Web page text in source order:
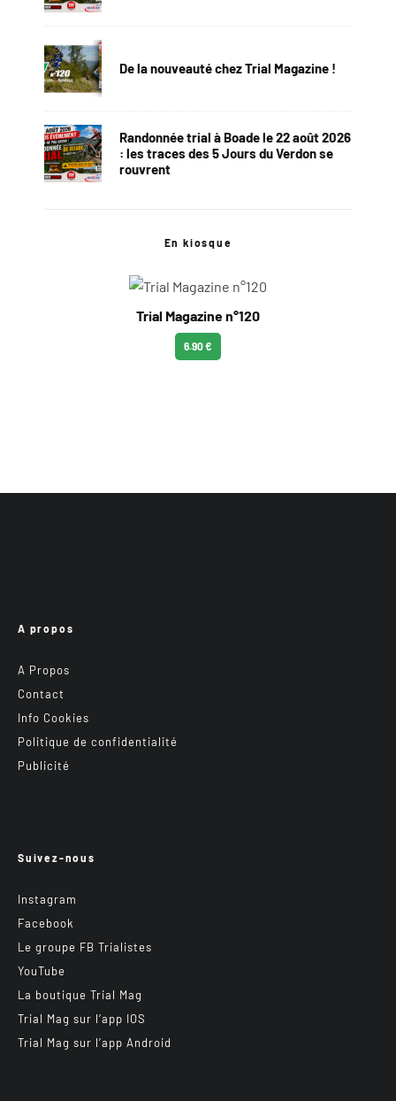
De la nouveauté chez Trial Magazine !
Randonnée trial à Boade le 22 août 2026
: les traces des 5 Jours du Verdon se
rouvrent
En kiosque
Trial Magazine n°120
6.90 €
A propos
A Propos
Contact
Info Cookies
Politique de confidentialité
Publicité
Suivez-nous
Instagram
Facebook
Le groupe FB Trialistes
YouTube
La boutique Trial Mag
Trial Mag sur l’app IOS
Trial Mag sur l’app Android